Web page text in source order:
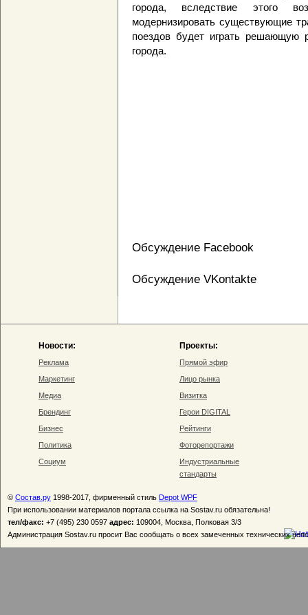
города, вследствие этого
модернизировать существующие
поездов будет играть решающую
города.
Обсуждение Facebook
Обсуждение VKontakte
Новости:
Реклама
Маркетинг
Медиа
Брендинг
Бизнес
Политика
Социум
Проекты:
Прямой эфир
Лицо рынка
Визитка
Герои DIGITAL
Рейтинги
Фоторепортажи
Индустриальные
стандарты
© Состав.ру 1998-2017, фирменный стиль Depot WPF
При использовании материалов портала ссылка на Sostav.ru обязательна!
тел/факс: +7 (495) 230 0597 адрес: 109004, Москва, Полковая 3/3
Администрация Sostav.ru просит Вас сообщать о всех замеченных технических